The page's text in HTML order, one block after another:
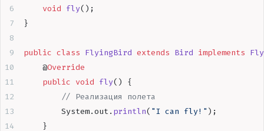
    void
fly();
}
public class FlyingBird extends Bird implements
    @
Override
    public
void fly()
{
        // Реализация полета
        System
.out . println( "I can fly! " );
    }